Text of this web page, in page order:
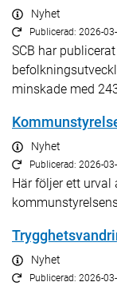
Nyhet
Publicerad: 2026-
SCB har
minskade med
Nyhet
Publicerad: 2026-
Här följer ett urval
Nyhet
Publicerad: 2026-